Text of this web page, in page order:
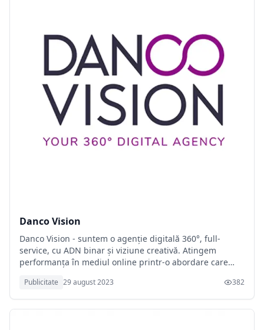
Danco Vision
Danco Vision - suntem o agenție digitală 360°, full-
service, cu ADN binar și viziune creativă. Atingem
performanța în mediul online printr-o abordare care
sinergie perfectă.
Publicitate 29 august 2023 382